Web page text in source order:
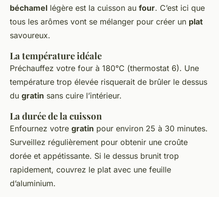
béchamel légère est la cuisson au four. C’est ici que
tous les arômes vont se mélanger pour créer un plat
savoureux.
La température idéale
Préchauffez votre four à 180°C (thermostat 6). Une
température trop élevée risquerait de brûler le dessus
du gratin sans cuire l’intérieur.
La durée de la cuisson
Enfournez votre gratin pour environ 25 à 30 minutes.
Surveillez régulièrement pour obtenir une croûte
dorée et appétissante. Si le dessus brunit trop
rapidement, couvrez le plat avec une feuille
d’aluminium.